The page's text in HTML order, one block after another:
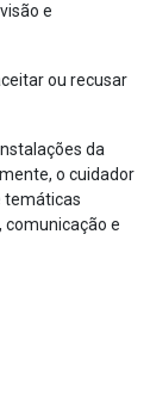
e
ou recusar
da
o cuidador
temáticas
comunicação e